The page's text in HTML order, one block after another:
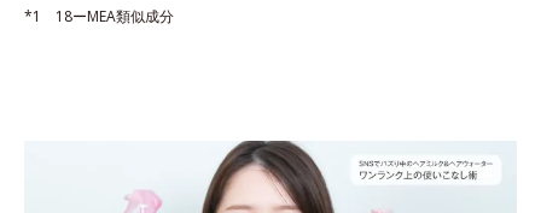
*1 18ーMEA類似成分